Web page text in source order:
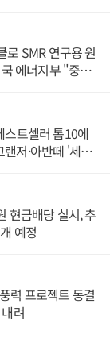
로 SMR 연구용 원
에너지부 "중요
스트셀러 톱10에
저·아반떼 '세단
현금배당 실시, 추
예정
력 프로젝트 동결
려